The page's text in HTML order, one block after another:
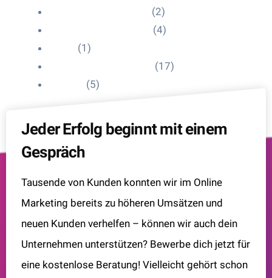
(2)
(4)
(1)
(17)
(5)
Jeder Erfolg beginnt mit einem
Gespräch
Tausende von Kunden konnten wir im Online
Marketing bereits zu höheren Umsätzen und
neuen Kunden verhelfen – können wir auch dein
Unternehmen unterstützen? Bewerbe dich jetzt für
eine kostenlose Beratung! Vielleicht gehört schon